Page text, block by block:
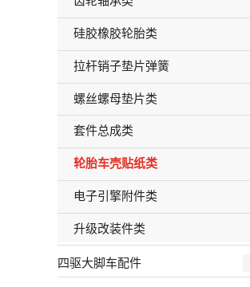
硅胶橡胶轮胎类
拉杆销子垫片弹簧
螺丝螺母垫片类
套件总成类
轮胎车壳贴纸类
电子引擎附件类
升级改装件类
四驱大脚车配件